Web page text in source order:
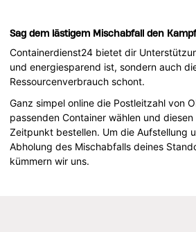
Sag dem lästigem Mischabfall den
Containerdienst24 bietet dir
und energiesparend ist, sondern auch
Ressourcenverbrauch schont.
Ganz simpel online die Postleitzahl von
passenden Container wählen und
Zeitpunkt bestellen. Um die Aufstellung
Abholung des Mischabfalls deines
kümmern wir uns.